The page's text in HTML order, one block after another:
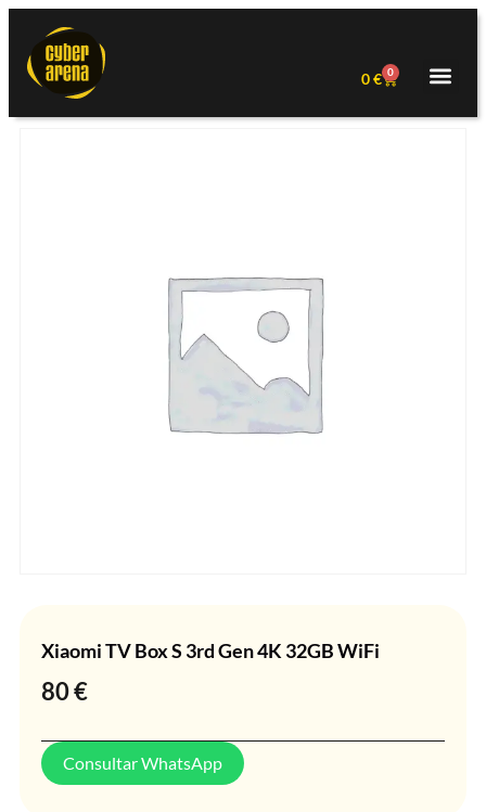
0€ 0
Xiaomi TV Box S 3rd Gen 4K 32GB WiFi
80€
Consultar WhatsApp